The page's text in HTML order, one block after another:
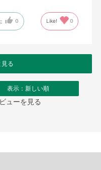
0 Like! 0
見る
表示：新しい順
ューを見る